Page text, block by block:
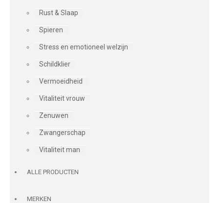
Rust & Slaap
Spieren
Stress en emotioneel welzijn
Schildklier
Vermoeidheid
Vitaliteit vrouw
Zenuwen
Zwangerschap
Vitaliteit man
ALLE PRODUCTEN
MERKEN